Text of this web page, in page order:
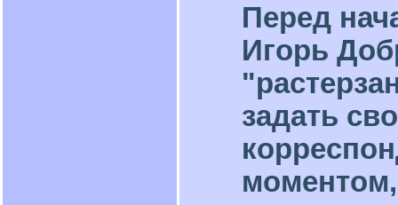
Перед
Игорь
задать